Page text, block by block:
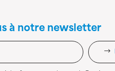
à notre newsletter